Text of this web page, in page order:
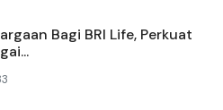
Bagi BRI Life, Perkuat